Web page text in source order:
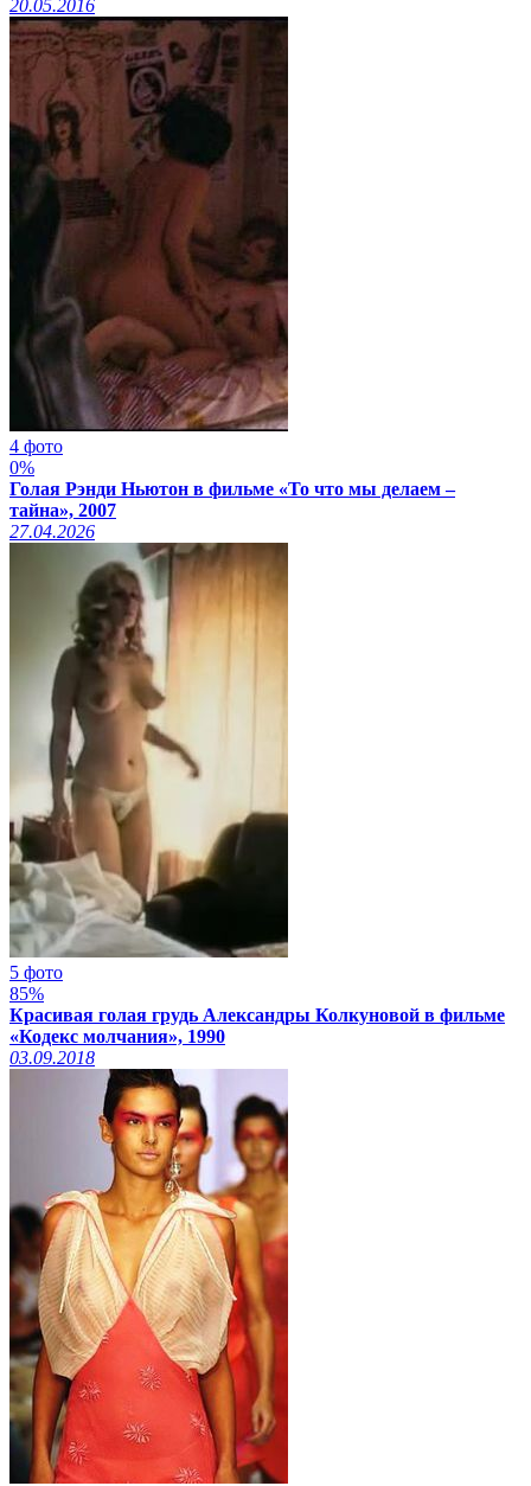
20.05.2016
4 фото
0%
Голая Рэнди Ньютон в фильме «То что мы делаем –
тайна», 2007
27.04.2026
5 фото
85%
Красивая голая грудь Александры Колкуновой в фильме
«Кодекс молчания», 1990
03.09.2018